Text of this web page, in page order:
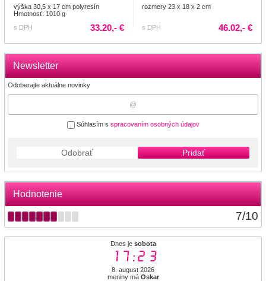
Newsletter
Odoberajte aktuálne novinky
Súhlasím s spracovaním osobných údajov
Odobrať Pridať
Hodnotenie
7/10
Dnes je sobota
17:23
8. august 2026
meniny má Oskar
výška 30,5 x 17 cm polyresín
Hmotnosť: 1010 g
s DPH
33.20,- €
rozmery 23 x 18 x 2 cm
s DPH 46.02,- €